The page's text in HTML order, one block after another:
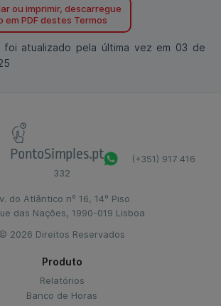
ou imprimir, descarregue
em PDF destes Termos
foi atualizado pela última vez em 03 de
PontoSimples.pt
(+351) 917 416
332
do Atlântico nº 16, 14º Piso
das Nações, 1990-019 Lisboa
© 2026 Direitos Reservados
Produto
Relatórios
Banco de Horas